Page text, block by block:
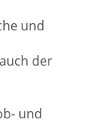
und
der
und